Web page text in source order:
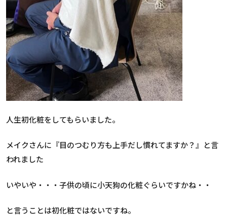
人生初化粧をしてもらいました。
メイクさんに『目のつむり方も上手だし慣れてますか？』と言
われました
いやいや・・・子供の頃に小天狗の化粧ぐらいですかね・・
と言うことは初化粧ではないですね。